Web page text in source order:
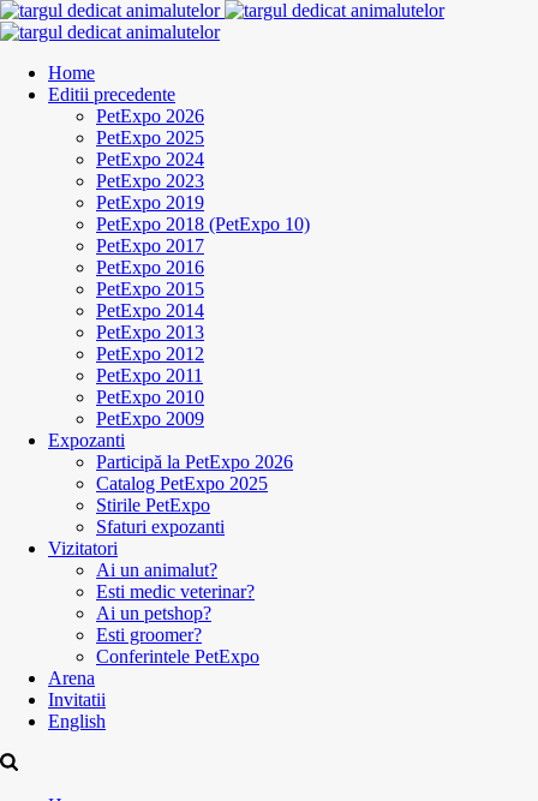
Home
Editii precedente
PetExpo 2026
PetExpo 2025
PetExpo 2024
PetExpo 2023
PetExpo 2019
PetExpo 2018 (PetExpo 10)
PetExpo 2017
PetExpo 2016
PetExpo 2015
PetExpo 2014
PetExpo 2013
PetExpo 2012
PetExpo 2011
PetExpo 2010
PetExpo 2009
Expozanti
Participă la PetExpo 2026
Catalog PetExpo 2025
Stirile PetExpo
Sfaturi expozanti
Vizitatori
Ai un animalut?
Esti medic veterinar?
Ai un petshop?
Esti groomer?
Conferintele PetExpo
Arena
Invitatii
English